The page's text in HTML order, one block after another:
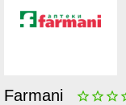
Farmani